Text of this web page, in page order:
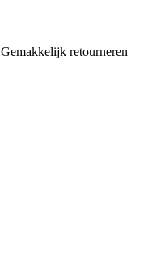
Gemakkelijk retourneren